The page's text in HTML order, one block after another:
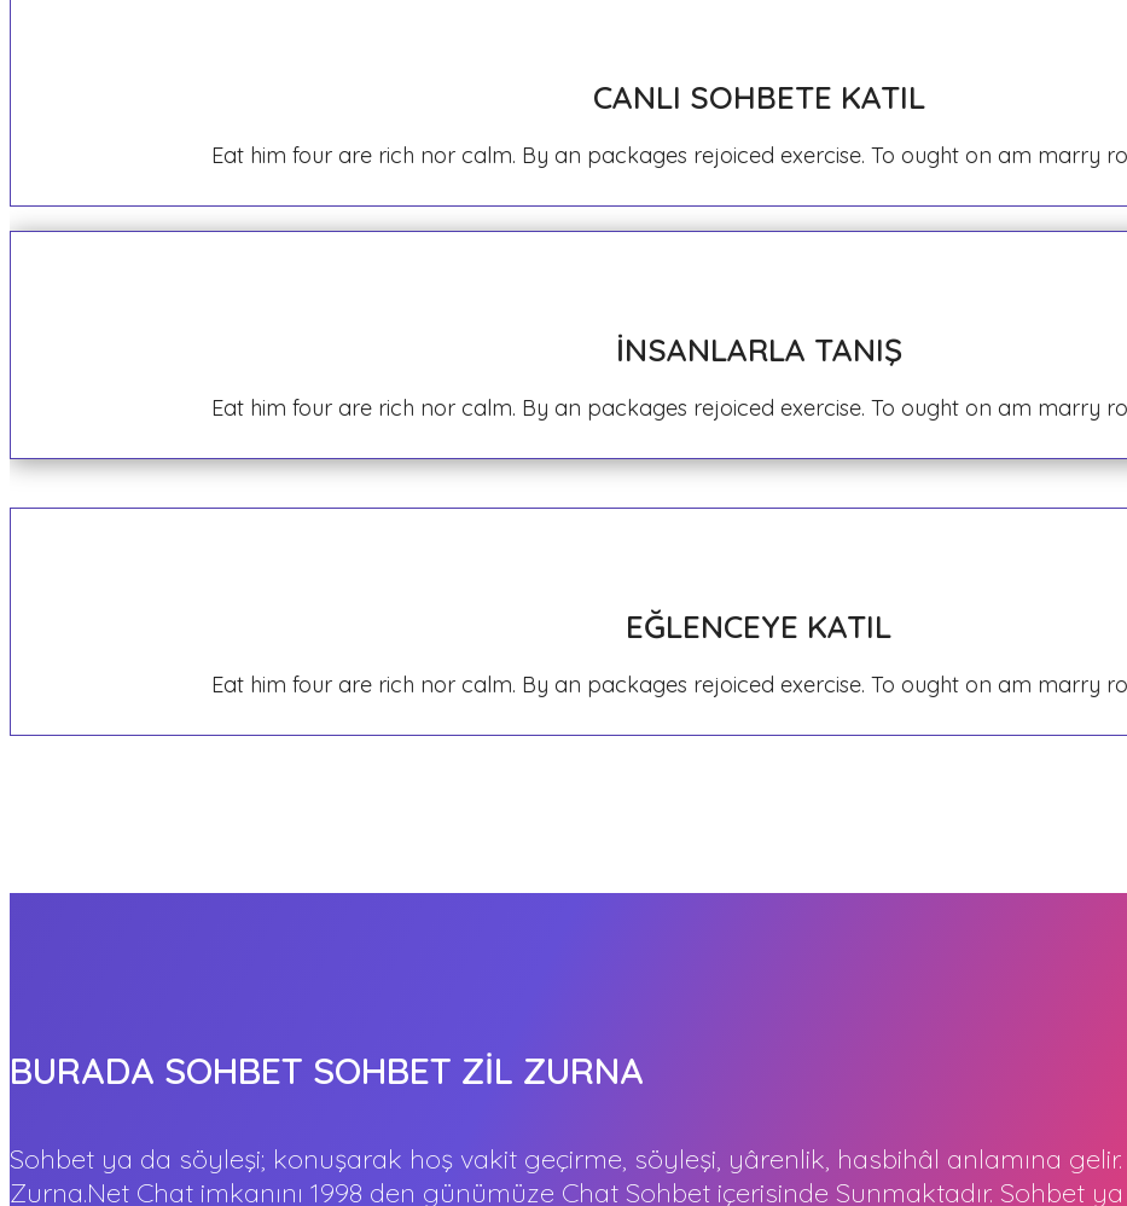
CANLI SOHBETE KATIL
Eat him four are rich nor calm. By an packages rejoiced exercise. To ought on am marry
İNSANLARLA TANIŞ
Eat him four are rich nor calm. By an packages rejoiced exercise. To ought on am marry
EĞLENCEYE KATIL
Eat him four are rich nor calm. By an packages rejoiced exercise. To ought on am marry
BURADA SOHBET SOHBET ZİL ZURNA
Sohbet ya da söyleşi; konuşarak hoş vakit geçirme, söyleşi, yârenlik, hasbihâl anlamına
Zurna.Net Chat imkanını 1998 den günümüze Chat Sohbet içerisinde Sunmaktadır. Sohbet